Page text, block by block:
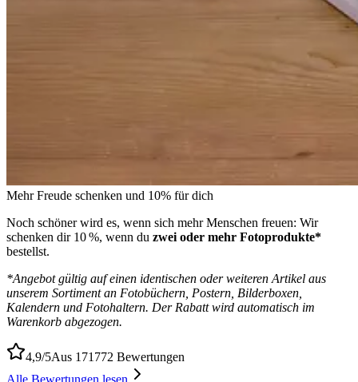
Mehr Freude schenken und 10% für dich
Noch schöner wird es, wenn sich mehr Menschen freuen: Wir
schenken dir 10 %, wenn du zwei oder mehr Fotoprodukte*
bestellst.
*Angebot gültig auf einen identischen oder weiteren Artikel aus
unserem Sortiment an Fotobüchern, Postern, Bilderboxen,
Kalendern und Fotohaltern. Der Rabatt wird automatisch im
Warenkorb abgezogen.
4,9/5Aus 171772 Bewertungen
Alle Bewertungen lesen